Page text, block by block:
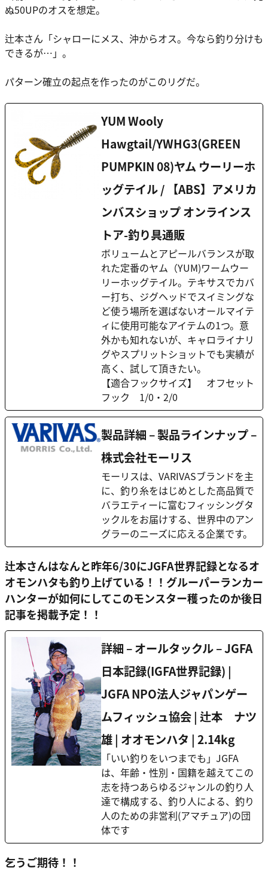
ぬ50UPのオスを想定。
辻本さん 「シャローにメス、沖からオス。今なら釣り分けも
できるが…」。
パターン確立の起点を作ったのがこのリグだ。
YUM Wooly
Hawgtail/YWHG3(GREEN
PUMPKIN 08)ヤム ウーリーホ
ッグテイル / 【ABS】アメリカ
ンバスショップ オンラインス
トア-釣り具通販
ボリュームとアピールバランスが取
れた定番のヤム（YUM)ワームウー
リーホッグテイル。テキサスでカバ
ー打ち、ジグヘッドでスイミングな
ど使う場所を選ばないオールマイテ
ィに使用可能なアイテムの1つ。意
外かも知れないが、キャロライナリ
グやスプリットショットでも実績が
高く、試して頂きたい。
【適合フックサイズ】 オフセット
フック 1/0・2/0
製品詳細 – 製品ラインナップ –
株式会社モーリス
モーリスは、VARIVASブランドを主
に、釣り糸をはじめとした高品質で
バラエティーに富むフィッシングタ
ックルをお届けする、世界中のアン
グラーのニーズに応える企業です。
辻本さんはなんと昨年6/30にJGFA世界記録となるオ
オモンハタも釣り上げている！！グルーパーランカー
ハンターが如何にしてこのモンスター穫ったのか後日
記事を掲載予定！！
詳細 – オールタックル – JGFA
日本記録(IGFA世界記録) |
JGFA NPO法人ジャパンゲー
ムフィッシュ協会 | 辻本 ナツ
雄 | オオモンハタ | 2.14kg
「いい釣りをいつまでも」JGFA
は、年齢・性別・国籍を越えてこの
志を持つあらゆるジャンルの釣り人
達で構成する、釣り人による、釣り
人のための非営利(アマチュア)の団
体です
乞うご期待！！